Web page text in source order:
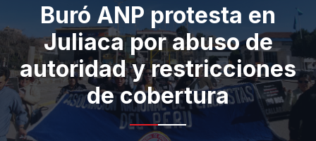
Buró ANP protesta en
Juliaca por abuso de
autoridad y restricciones
de cobertura